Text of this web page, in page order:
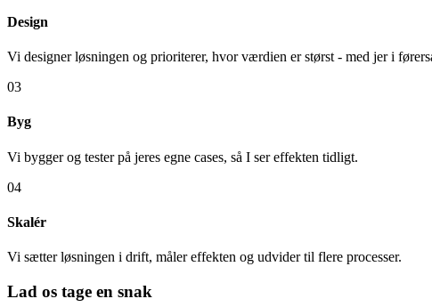
Design
Vi designer løsningen og prioriterer, hvor værdien er størst - med jer i
03
Byg
Vi bygger og tester på jeres egne cases, så I ser effekten tidligt.
04
Skalér
Vi sætter løsningen i drift, måler effekten og udvider til flere processer.
Lad os tage en snak